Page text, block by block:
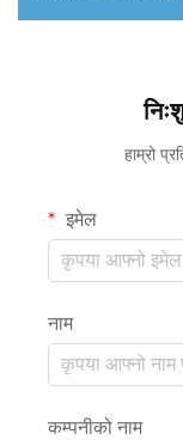
हाम्रो
इमेल
नाम
कम्पनीको नाम